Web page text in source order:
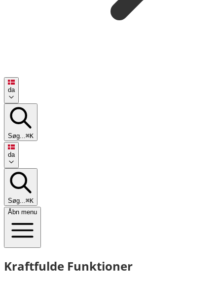
da
Søg...⌘K
da
Søg...⌘K
Åbn menu
Kraftfulde Funktioner